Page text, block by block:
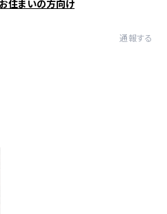
住まいの方向け
通報する